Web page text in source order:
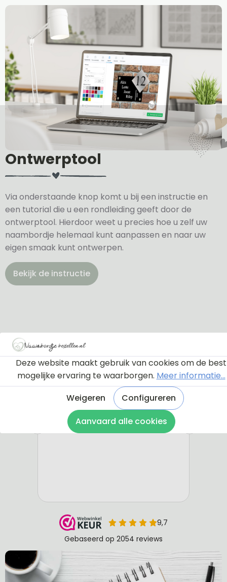
Ontwerptool
Via onderstaande knop komt u bij een instructie en
een tutorial die u een rondleiding geeft door de
ontwerptool. Hierdoor weet u precies hoe u zelf uw
naambordje helemaal kunt aanpassen en naar uw
eigen smaak kunt ontwerpen.
Bekijk de instructie
Deze website maakt gebruik van cookies om de best
mogelijke ervaring te waarborgen. Meer informatie...
Weigeren
Configureren
Aanvaard alle cookies